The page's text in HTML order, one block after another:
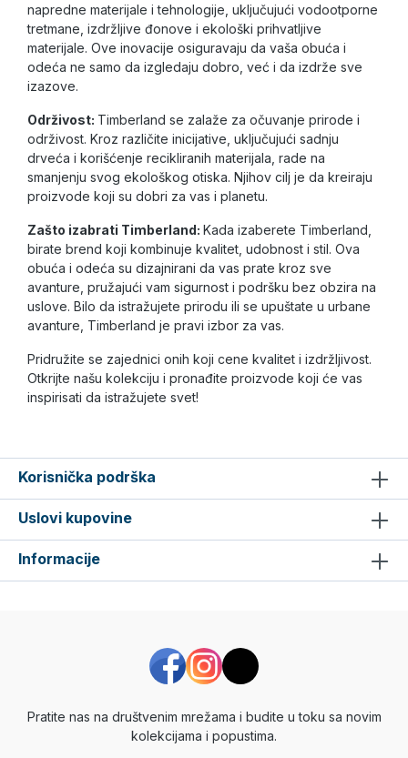
napredne materijale i tehnologije, uključujući vodootporne
tretmane, izdržljive đonove i ekološki prihvatljive
materijale. Ove inovacije osiguravaju da vaša obuća i
odeća ne samo da izgledaju dobro, već i da izdrže sve
izazove.
Održivost: Timberland se zalaže za očuvanje prirode i
održivost. Kroz različite inicijative, uključujući sadnju
drveća i korišćenje recikliranih materijala, rade na
smanjenju svog ekološkog otiska. Njihov cilj je da kreiraju
proizvode koji su dobri za vas i planetu.
Zašto izabrati Timberland: Kada izaberete Timberland,
birate brend koji kombinuje kvalitet, udobnost i stil. Ova
obuća i odeća su dizajnirani da vas prate kroz sve
avanture, pružajući vam sigurnost i podršku bez obzira na
uslove. Bilo da istražujete prirodu ili se upuštate u urbane
avanture, Timberland je pravi izbor za vas.
Pridružite se zajednici onih koji cene kvalitet i izdržljivost.
Otkrijte našu kolekciju i pronađite proizvode koji će vas
inspirisati da istražujete svet!
Korisnička podrška
Uslovi kupovine
Informacije
Pratite nas na društvenim mrežama i budite u toku sa novim
kolekcijama i popustima.